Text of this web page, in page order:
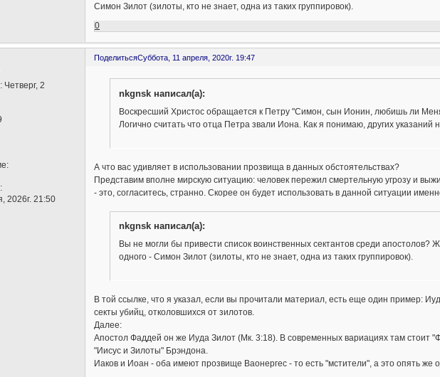
Симон Зилот (зилоты, кто не знает, одна из таких группировок).
0
ПоделитьсяСуббота, 11 апреля, 2020г. 19:47
: Четверг, 2
2026г. 21:50
nkgnsk написал(а):
Воскресший Христос обращается к Петру "Симон, сын Ионин, любишь ли
Логично считать что отца Петра звали Иона. Как я понимаю, других указаний
А что вас удивляет в использовании прозвища в данных обстоятельствах?
Представим вполне мирскую ситуацию: человек пережил смертельную угрозу и
- это, согласитесь, странно. Скорее он будет использовать в данной ситуации
nkgnsk написал(а):
Вы не могли бы привести список воинственных сектантов среди
одного - Симон Зилот (зилоты, кто не знает, одна из таких группировок).
В той ссылке, что я указал, если вы прочитали материал, есть еще один пример:
секты убийц, отколовшихся от зилотов.
Далее:
Апостол Фаддей он же Иуда Зилот (Мк. 3:18). В современных вариациях там стоит
"Иисус и Зилоты" Брэндона.
Иаков и Иоан - оба имеют прозвище Ваонергес - то есть "мстители", а это опять же